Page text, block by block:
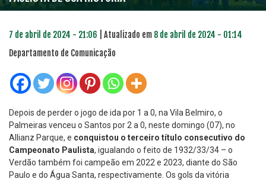
7 de abril de 2024 - 21:06 | Atualizado em 8 de abril de 2024 - 01:14
Departamento de Comunicação
Depois de perder o jogo de ida por 1 a 0, na Vila Belmiro, o
Palmeiras venceu o Santos por 2 a 0, neste domingo (07), no
Allianz Parque, e conquistou o terceiro título consecutivo do
Campeonato Paulista, igualando o feito de 1932/33/34 – o
Verdão também foi campeão em 2022 e 2023, diante do São
Paulo e do Água Santa, respectivamente. Os gols da vitória